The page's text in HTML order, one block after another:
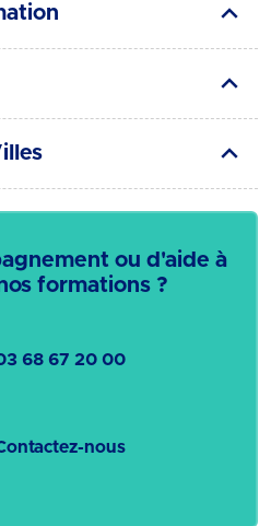
ou d'aide à
formations ?
68 67 20 00
nous